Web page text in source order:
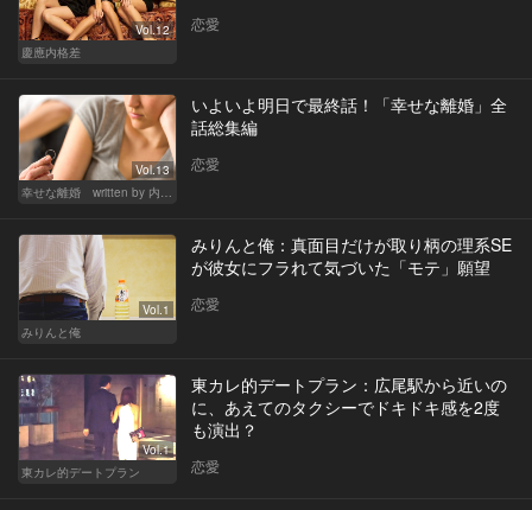
Vol.12
慶應内格差
恋愛
Vol.13
いよいよ明日で最終話！「幸せな離婚」全
話総集編
恋愛
Vol.1
みりんと俺
みりんと俺：真面目だけが取り柄の理系SE
が彼女にフラれて気づいた「モテ」願望
恋愛
Vol.1
東カレ的デートプラン
東カレ的デートプラン：広尾駅から近いの
に、あえてのタクシーでドキドキ感を2度
も演出？
恋愛